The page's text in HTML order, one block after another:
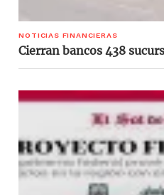
NOTICIAS FINANCIERAS
Cierran bancos 438